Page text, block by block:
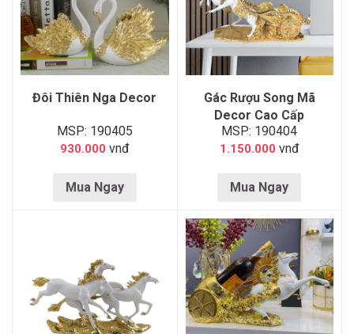
Đôi Thiên Nga Decor
MSP: 190405
930.000 vnđ
Mua Ngay
Gác Rượu Song Mã
Decor Cao Cấp
MSP: 190404
1.150.000 vnđ
Mua Ngay